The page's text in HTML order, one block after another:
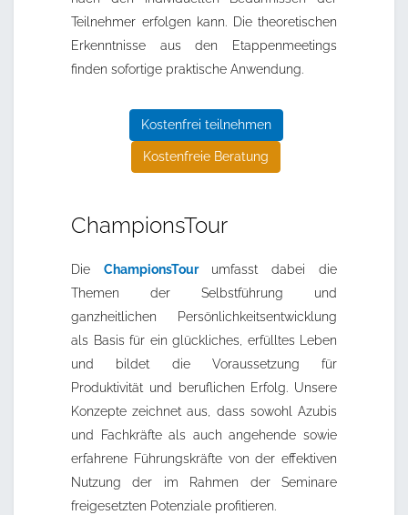
Teilnehmer erfolgen kann. Die theoretischen
Erkenntnisse aus den Etappenmeetings
finden sofortige praktische Anwendung.
Kostenfrei teilnehmen
Kostenfreie Beratung
ChampionsTour
Die ChampionsTour umfasst dabei die
Themen der Selbstführung und
ganzheitlichen Persönlichkeitsentwicklung
als Basis für ein glückliches, erfülltes Leben
und bildet die Voraussetzung für
Produktivität und beruflichen Erfolg. Unsere
Konzepte zeichnet aus, dass sowohl Azubis
und Fachkräfte als auch angehende sowie
erfahrene Führungskräfte von der effektiven
Nutzung der im Rahmen der Seminare
freigesetzten Potenziale profitieren.